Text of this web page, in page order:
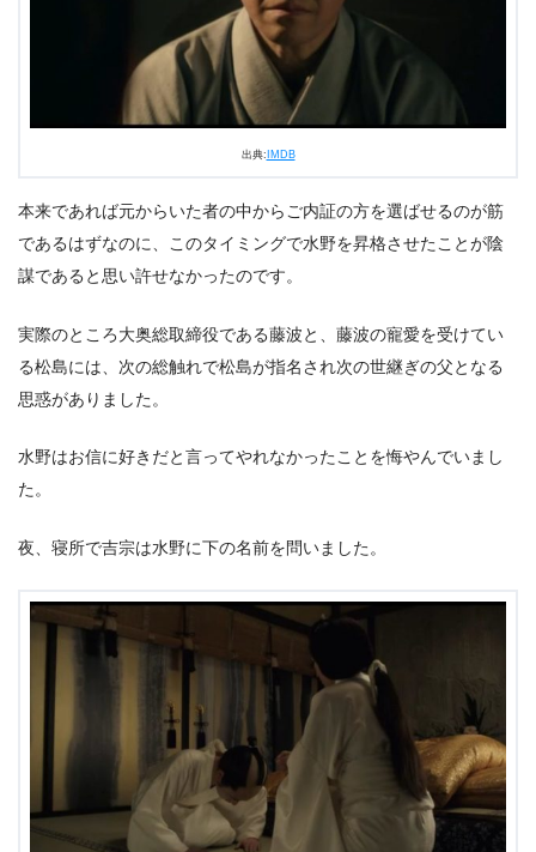
出典: IMDB
本来であれば元からいた者の中からご内証の方を選ばせるのが筋
であるはずなのに、このタイミングで水野を昇格させたことが陰
謀であると思い許せなかったのです。
実際のところ大奥総取締役である藤波と、藤波の寵愛を受けてい
る松島には、次の総触れで松島が指名され次の世継ぎの父となる
思惑がありました。
水野はお信に好きだと言ってやれなかったことを悔やんでいまし
た。
夜、寝所で吉宗は水野に下の名前を問いました。